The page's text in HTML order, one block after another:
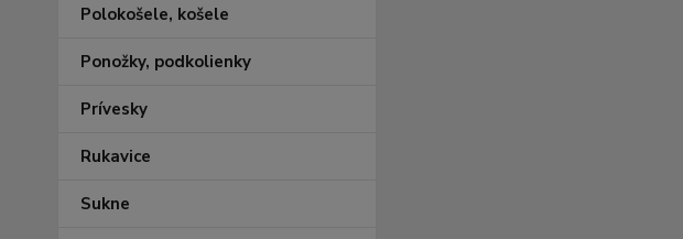
Polokošele, košele
Ponožky, podkolienky
Prívesky
Rukavice
Sukne